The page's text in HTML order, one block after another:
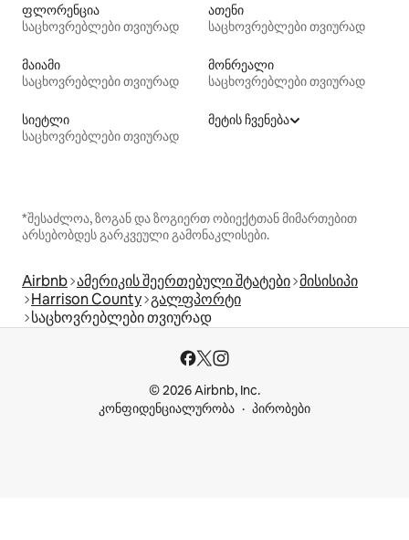
ფლორენცია
საცხოვრებლები თვიურად
ათენი
საცხოვრებლები თვიურად
მაიამი
საცხოვრებლები თვიურად
მონრეალი
საცხოვრებლები თვიურად
სიეტლი
საცხოვრებლები თვიურად
მეტის ჩვენება
*შესაძლოა, ზოგან და ზოგიერთ ობიექტთან მიმართებით
არსებობდეს გარკვეული გამონაკლისები.
Airbnb ამერიკის შეერთებული შტატები მისისიპი
Harrison County გალფპორტი
საცხოვრებლები თვიურად
© 2026 Airbnb, Inc.
კონფიდენციალურობა
პირობები